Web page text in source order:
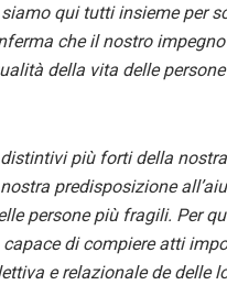
qui tutti insieme per
che il nostro
della vita delle
più forti della
predisposizione
persone più fragili. Per
di compiere atti
e relazionale de delle